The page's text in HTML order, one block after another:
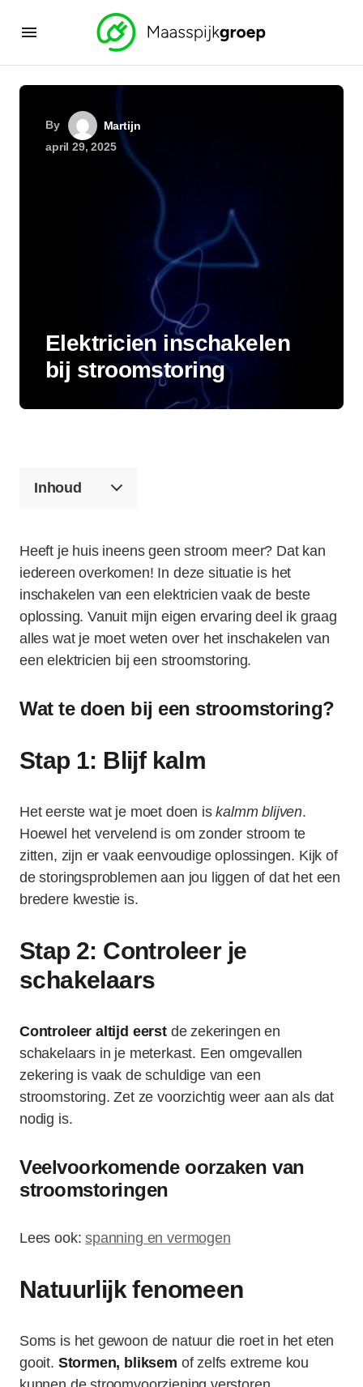
By
Martijn
april 29, 2025
Elektricien inschakelen
bij stroomstoring
Inhoud
Heeft je huis ineens geen stroom meer? Dat kan
iedereen overkomen! In deze situatie is het
inschakelen van een elektricien vaak de beste
oplossing. Vanuit mijn eigen ervaring deel ik graag
alles wat je moet weten over het inschakelen van
een elektricien bij een stroomstoring.
Wat te doen bij een stroomstoring?
Stap 1: Blijf kalm
Het eerste wat je moet doen iskalmm blijven.
Hoewel het vervelend is om zonder stroom te
zitten, zijn er vaak eenvoudige oplossingen. Kijk of
de storingsproblemen aan jou liggen of dat het een
bredere kwestie is.
Stap 2: Controleer je
schakelaars
Controleer altijd eerstde zekeringen en
schakelaars in je meterkast. Een omgevallen
zekering is vaak de schuldige van een
stroomstoring. Zet ze voorzichtig weer aan als dat
nodig is.
Veelvoorkomende oorzaken van
stroomstoringen
Lees ook:spanning en vermogen
Natuurlijk fenomeen
Soms is het gewoon de natuur die roet in het eten
gooit. Stormen, bliksem of zelfs extreme kou